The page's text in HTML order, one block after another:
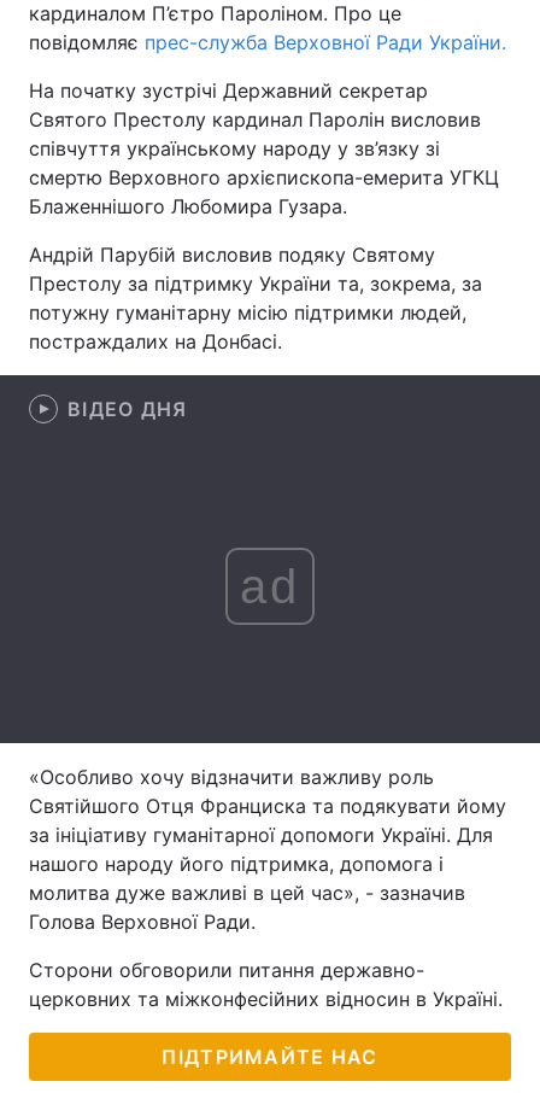
Україна Політика
Економіка Світ
Наука
Техно і зв'язок Лайт
Зброя Інциденти
Статті
Контакти
Послуги
Тема оформлення
кардиналом П’єтро Пароліном. Про це
повідомляє прес-служба Верховної Ради України.
На початку зустрічі Державний секретар
Святого Престолу кардинал Паролін висловив
співчуття українському народу у зв’язку зі
смертю Верховного архієпископа-емерита УГКЦ
Блаженнішого Любомира Гузара.
Андрій Парубій висловив подяку Святому
Престолу за підтримку України та, зокрема, за
потужну гуманітарну місію підтримки людей,
постраждалих на Донбасі.
ВІДЕО ДНЯ
ad
«Особливо хочу відзначити важливу роль
Святійшого Отця Франциска та подякувати йому
за ініціативу гуманітарної допомоги Україні. Для
нашого народу його підтримка, допомога і
молитва дуже важливі в цей час», - зазначив
Голова Верховної Ради.
Сторони обговорили питання державно-
церковних та міжконфесійних відносин в Україні.
ПІДТРИМАЙТЕ НАС